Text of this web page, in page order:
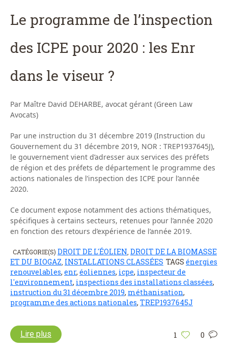
Le programme de l’inspection
des ICPE pour 2020 : les Enr
dans le viseur ?
Par Maître David DEHARBE, avocat gérant (Green Law
Avocats)
Par une instruction du 31 décembre 2019 (Instruction du
Gouvernement du 31 décembre 2019, NOR : TREP1937645J),
le gouvernement vient d’adresser aux services des préfets
de région et des préfets de département le programme des
actions nationales de l’inspection des ICPE pour l’année
2020.
Ce document expose notamment des actions thématiques,
spécifiques à certains secteurs, retenues pour l’année 2020
en fonction des retours d’expérience de l’année 2019.
CATÉGORIE(S) DROIT DE L'ÉOLIEN DROIT DE LA BIOMASSE
ET DU BIOGAZ INSTALLATIONS CLASSÉES TAGS énergies
renouvelables, enr, éoliennes, icpe, inspecteur de
l'environnement, inspections des installations classées,
instruction du 31 décembre 2019, méthanisation,
programme des actions nationales, TREP1937645J
1 0
Lire plus